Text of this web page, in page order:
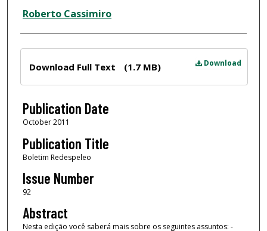
Roberto Cassimiro
Download
Download Full Text (1.7 MB)
Publication Date
October 2011
Publication Title
Boletim Redespeleo
Issue Number
92
Abstract
Nesta edição você saberá mais sobre os seguintes assuntos: -